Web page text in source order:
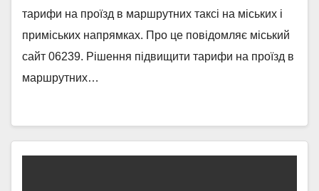
тарифи на проїзд в маршрутних таксі на міських і
приміських напрямках. Про це повідомляє міський
сайт 06239. Рішення підвищити тарифи на проїзд в
маршрутних…